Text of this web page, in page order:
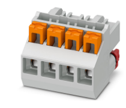
надежность и
долговечность |
Купить вентиляцию
для металлургии,
химической и
горнодобывающей
промышленности